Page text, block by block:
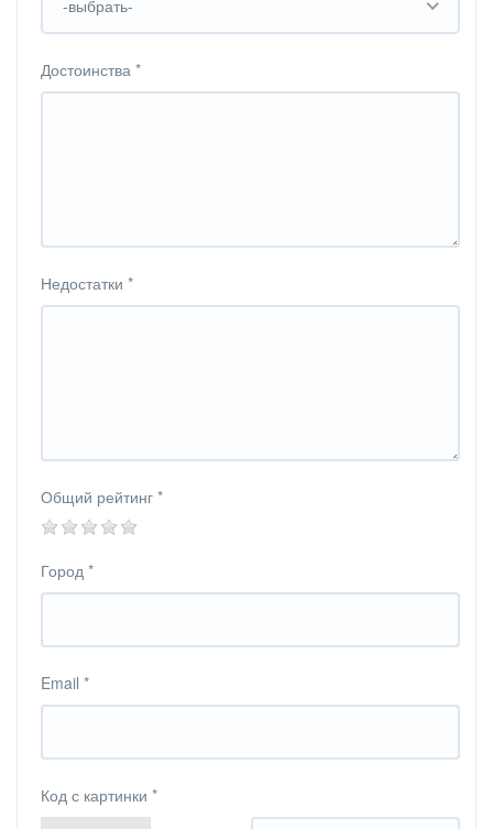
-выбрать-
Достоинства *
Недостатки *
Общий рейтинг *
Город *
Email *
Код с картинки *